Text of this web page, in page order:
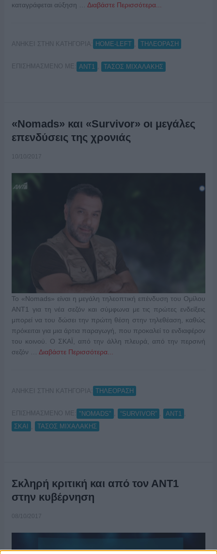
καταγράφεται αύξηση … Διαβάστε Περισσότερα...
ΑΝΗΚΕΙ ΣΤΗΝ ΚΑΤΗΓΟΡΙΑ: HOME-LEFT ΤΗΛΕΟΡΑΣΗ
ΕΠΙΣΗΜΑΣΜΕΝΟ ΜΕ: ΑΝΤ1 ΤΑΣΟΣ ΜΙΧΑΛΑΚΗΣ
«Nomads» και «Survivor» οι μεγάλες
επενδύσεις της χρονιάς
10/10/2017
Το «Nomads» είναι η μεγάλη τηλεοπτική επένδυση του Ομίλου
ΑΝΤ1 για τη νέα σεζόν και σύμφωνα με τις πρώτες ενδείξεις
μπορεί να του δώσει την πρώτη θέση στην τηλεθέαση, καθώς
πρόκειται για μια άρτια παραγωγή, που προκαλεί το ενδιαφέρον
του κοινού. Ο ΣΚΑΪ, από την άλλη πλευρά, από την περσινή
σεζόν … Διαβάστε Περισσότερα...
ΑΝΗΚΕΙ ΣΤΗΝ ΚΑΤΗΓΟΡΙΑ: ΤΗΛΕΟΡΑΣΗ
ΕΠΙΣΗΜΑΣΜΕΝΟ ΜΕ: "NOMADS" “SURVIVOR” ΑΝΤ1
ΣΚΑΙ
ΤΑΣΟΣ ΜΙΧΑΛΑΚΗΣ
Σκληρή κριτική και από τον ΑΝΤ1
στην κυβέρνηση
08/10/2017